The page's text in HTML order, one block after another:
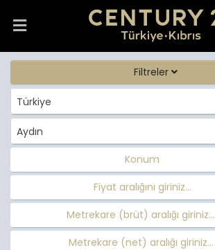
Filtreler
Türkiye
Aydın
Konum
Fiyat aralığını giriniz...
Metrekare (brüt) aralığı giriniz...
Metrekare (net) aralığı giriniz...